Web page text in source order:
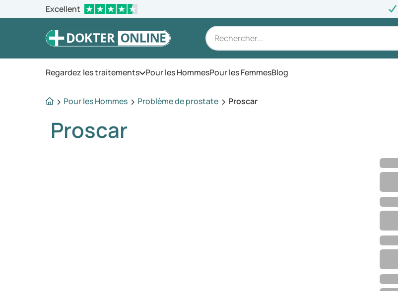
Excellent
Regardez les traitementsOuvrez le menu
Pour les HommesPour les FemmesBlog
Pour les Hommes Problème de prostate Proscar
Proscar